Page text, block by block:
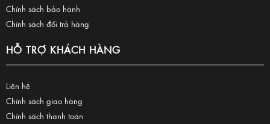
Chính sách bảo hành
Chính sách đổi trả hàng
HỖ TRỢ KHÁCH HÀNG
Liên hệ
Chính sách giao hàng
Chính sách thanh toán